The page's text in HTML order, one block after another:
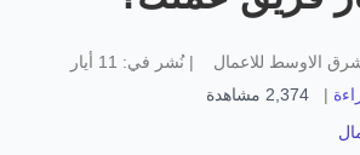
الاوسط للاعمال |نُشر في:
11 أيار
|
2,374 مشاهدة